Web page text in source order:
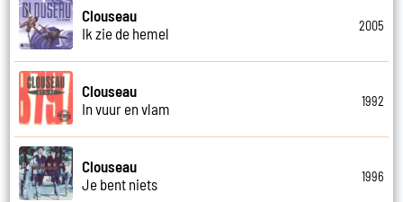
Clouseau
Ik zie de hemel
2005
Clouseau
In vuur en vlam
1992
Clouseau
Je bent niets
1996